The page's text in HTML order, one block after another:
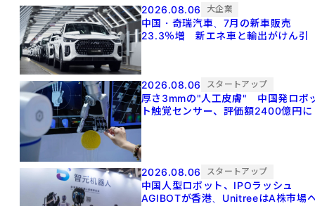
2026.08.06 大企業
中国・奇瑞汽車、7月の新車販売
23.3％増 新エネ車と輸出がけん引
2026.08.06 スタートアップ
厚さ3mmの"人工皮膚" 中国発ロボ
ト触覚センサー、評価額2400億円に
2026.08.06 スタートアップ
中国人型ロボット、IPOラッシュ
AGIBOTが香港、UnitreeはA株市場